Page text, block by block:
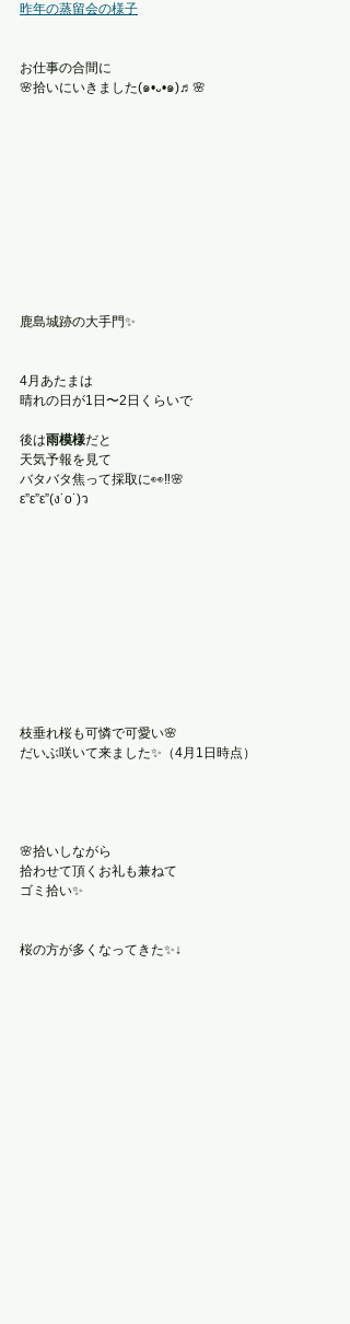
昨年の蒸留会の様子
お仕事の合間に
🌸拾いにいきました(๑•᎑•๑)♬🌸
鹿島城跡の大手門✨
4月あたまは
晴れの日が1日〜2日くらいで
後は雨模様だと
天気予報を見て
バタバタ焦って採取に👀‼️🌸
ε”ε”ε”(ง˙o˙)ว
枝垂れ桜も可憐で可愛い🌸
だいぶ咲いて来ました✨（4月1日時点）
🌸拾いしながら
拾わせて頂くお礼も兼ねて
ゴミ拾い✨
桜の方が多くなってきた✨↓